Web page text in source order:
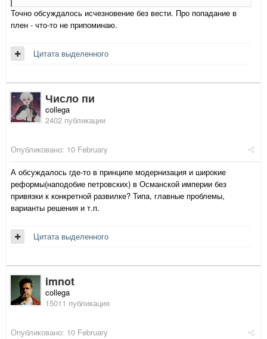
Точно обсуждалось исчезновение без вести. Про попадание в
плен - что-то не припоминаю.
Цитата выделенного
Число пи
collega
2402 публикации
Опубликовано: 10 February
А обсуждалось где-то в принципе модернизация и широкие
реформы(наподобие петровских) в Османской империи без
привязки к конкретной развилке? Типа, главные проблемы,
варианты решения и т.п.
Цитата выделенного
imnot
collega
15011 публикация
Опубликовано: 10 February